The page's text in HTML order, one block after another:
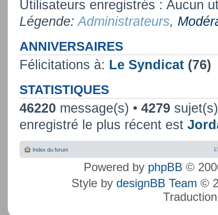
Utilisateurs enregistrés : Aucun
Légende:Administrateurs,
ANNIVERSAIRES
Félicitations à: Le Syndicat (76)
STATISTIQUES
46220 message(s) • 4279
enregistré le plus récent est
Index du forum
Powered by phpBB ©
Style by designBB Team ©